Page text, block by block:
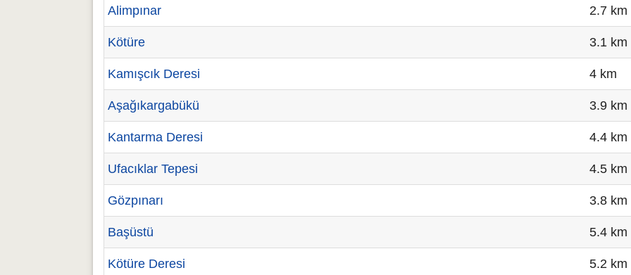
Alimpınar 2.7 km
Kötüre 3.1 km
Kamışcık Deresi 4 km
Aşağıkargabükü 3.9 km
Kantarma Deresi 4.4 km
Ufacıklar Tepesi 4.5 km
Gözpınarı 3.8 km
Başüstü 5.4 km
Kötüre Deresi 5.2 km